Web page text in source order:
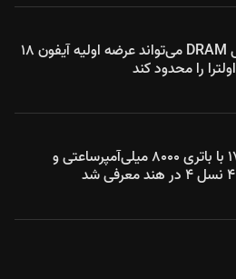
کمبود جهانی DRAM می‌تواند عرضه اولیه آیفون ۱۸
را محدود کند
ردمی نوت ۱۷ با باتری ۸۰۰۰ میلی‌آمپرساعتی و